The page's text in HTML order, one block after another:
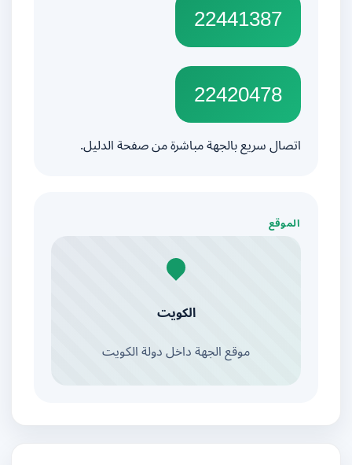
22441387
22420478
اتصال سريع بالجهة مباشرة من صفحة الدليل.
الموقع
الكويت
موقع الجهة داخل دولة الكويت